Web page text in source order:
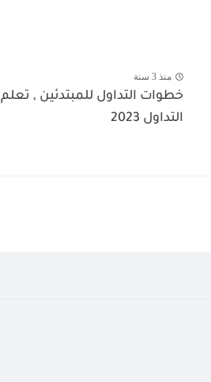
منذ 3 سنة
خطوات التداول للمبتدئين , تعلم
التداول 2023